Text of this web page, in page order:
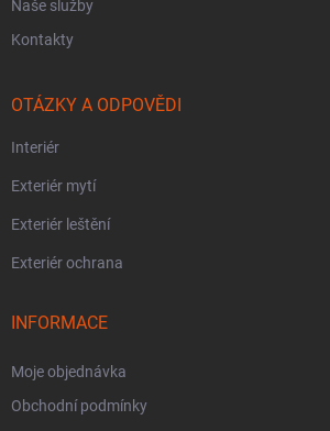
Naše služby
Kontakty
OTÁZKY A ODPOVĚDI
Interiér
Exteriér mytí
Exteriér leštění
Exteriér ochrana
INFORMACE
Moje objednávka
Obchodní podmínky